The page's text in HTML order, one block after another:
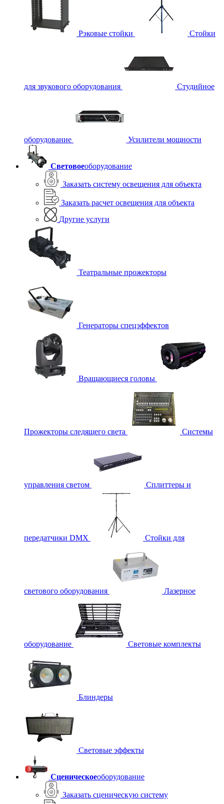
Рэковые стойки Стойки
для звукового оборудования Студийное
оборудование Усилители мощности
Световоеоборудование
Заказать систему освещения для объекта
Заказать расчет освещения для объекта
Другие услуги
Театральные прожекторы
Генераторы спецэффектов
Вращающиеся головы
Прожекторы следящего света Системы
управления светом Сплиттеры и
передатчики DMX Стойки для
светового оборудования Лазерное
оборудование Световые комплекты
Блиндеры
Световые эффекты
Сценическоеоборудование
Заказать сценическую систему